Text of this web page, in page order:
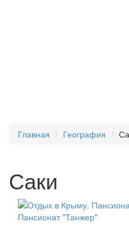
Главная География
Саки
Пансионат "Танжер"